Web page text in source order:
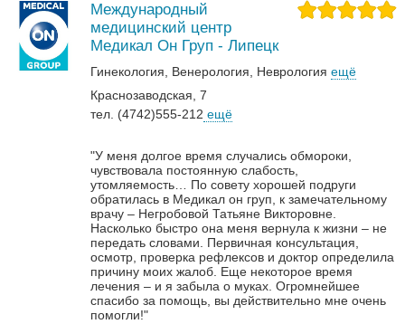
Международный
медицинский центр
Медикал Он Груп - Липецк
Гинекология Венерология‎ Неврология‎ ещё
Краснозаводская, 7
тел. (4742)555-212 ещё
"У меня долгое время случались обмороки,
чувствовала постоянную слабость,
утомляемость… По совету хорошей подруги
обратилась в Медикал он груп, к замечательному
врачу – Негробовой Татьяне Викторовне.
Насколько быстро она меня вернула к жизни – не
передать словами. Первичная консультация,
осмотр, проверка рефлексов и доктор определила
причину моих жалоб. Еще некоторое время
лечения – и я забыла о муках. Огромнейшее
спасибо за помощь, вы действительно мне очень
помогли!"